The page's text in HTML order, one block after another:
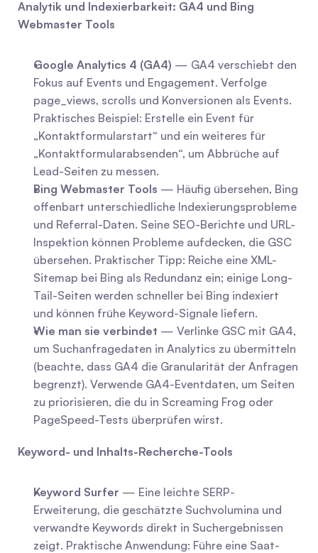
Analytik und Indexierbarkeit: GA4 und Bing
Webmaster Tools
Google Analytics 4 (GA4) — GA4 verschiebt den
Fokus auf Events und Engagement. Verfolge
page_views, scrolls und Konversionen als Events.
Praktisches Beispiel: Erstelle ein Event für
„Kontaktformularstart“ und ein weiteres für
„Kontaktformularabsenden“, um Abbrüche auf
Lead-Seiten zu messen.
Bing Webmaster Tools — Häufig übersehen, Bing
offenbart unterschiedliche Indexierungsprobleme
und Referral-Daten. Seine SEO-Berichte und URL-
Inspektion können Probleme aufdecken, die GSC
übersehen. Praktischer Tipp: Reiche eine XML-
Sitemap bei Bing als Redundanz ein; einige Long-
Tail-Seiten werden schneller bei Bing indexiert
und können frühe Keyword-Signale liefern.
Wie man sie verbindet — Verlinke GSC mit GA4,
um Suchanfragedaten in Analytics zu übermitteln
(beachte, dass GA4 die Granularität der Anfragen
begrenzt). Verwende GA4-Eventdaten, um Seiten
zu priorisieren, die du in Screaming Frog oder
PageSpeed-Tests überprüfen wirst.
Keyword- und Inhalts-Recherche-Tools
Keyword Surfer — Eine leichte SERP-
Erweiterung, die geschätzte Suchvolumina und
verwandte Keywords direkt in Suchergebnissen
zeigt. Praktische Anwendung: Führe eine Saat-